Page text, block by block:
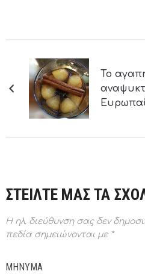
Το
ΣΤΕΙΛΤΕ ΜΑΣ ΤΑ
Η ηλ. διεύθυνση σας δεν
πεδία σημειώνονται με *
ΜΗΝΥΜΑ